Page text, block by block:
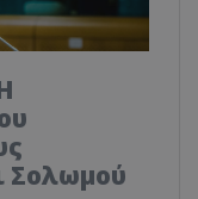
Σολωμού